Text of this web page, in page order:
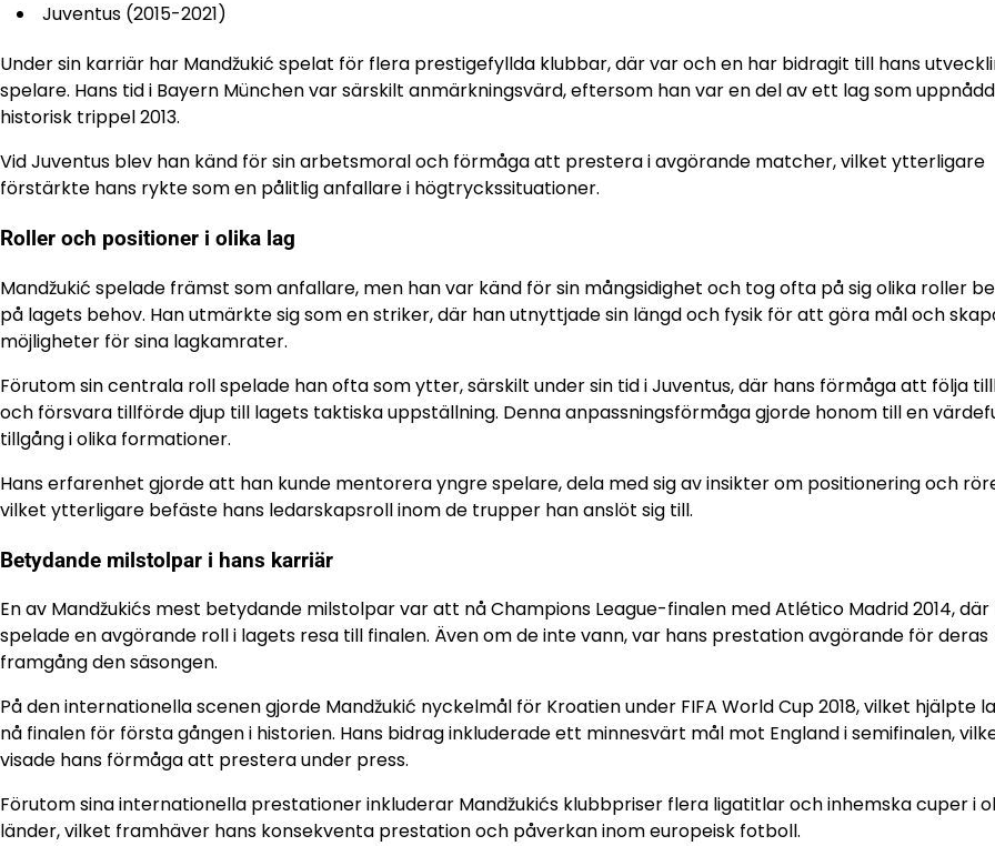
Juventus (2015-2021)
Under sin karriär har Mandžukić spelat för flera prestigefyllda klubbar, där var och en har bidragit till hans
spelare. Hans tid i Bayern München var särskilt anmärkningsvärd, eftersom han var en del av ett lag som
historisk trippel 2013.
Vid Juventus blev han känd för sin arbetsmoral och förmåga att prestera i avgörande matcher, vilket ytterligare
förstärkte hans rykte som en pålitlig anfallare i högtryckssituationer.
Roller och positioner i olika lag
Mandžukić spelade främst som anfallare, men han var känd för sin mångsidighet och tog ofta på sig olika roller
på lagets behov. Han utmärkte sig som en striker, där han utnyttjade sin längd och fysik för att göra mål och
möjligheter för sina lagkamrater.
Förutom sin centrala roll spelade han ofta som ytter, särskilt under sin tid i Juventus, där hans förmåga att följa
och försvara tillförde djup till lagets taktiska uppställning. Denna anpassningsförmåga gjorde honom till en
tillgång i olika formationer.
Hans erfarenhet gjorde att han kunde mentorera yngre spelare, dela med sig av insikter om positionering och
vilket ytterligare befäste hans ledarskapsroll inom de trupper han anslöt sig till.
Betydande milstolpar i hans karriär
En av Mandžukićs mest betydande milstolpar var att nå Champions League-finalen med Atlético Madrid 2014, där
spelade en avgörande roll i lagets resa till finalen. Även om de inte vann, var hans prestation avgörande för deras
framgång den säsongen.
På den internationella scenen gjorde Mandžukić nyckelmål för Kroatien under FIFA World Cup 2018, vilket hjälpte
nå finalen för första gången i historien. Hans bidrag inkluderade ett minnesvärt mål mot England i semifinalen,
visade hans förmåga att prestera under press.
Förutom sina internationella prestationer inkluderar Mandžukićs klubbpriser flera ligatitlar och inhemska cuper i
länder, vilket framhäver hans konsekventa prestation och påverkan inom europeisk fotboll.